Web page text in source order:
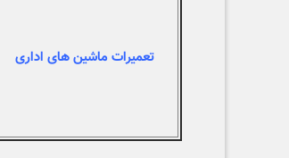
تعمیرات ماشین های اداری